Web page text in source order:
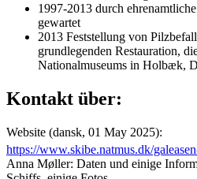
1997-2013 durch
gewartet
2013 Feststellung von
grundlegenden Restauration,
Nationalmuseums in Holbæk,
Kontakt über:
Website (dansk, 01 May 2025):
https://www.skibe.natmus.dk/
Anna Møller: Daten und einige